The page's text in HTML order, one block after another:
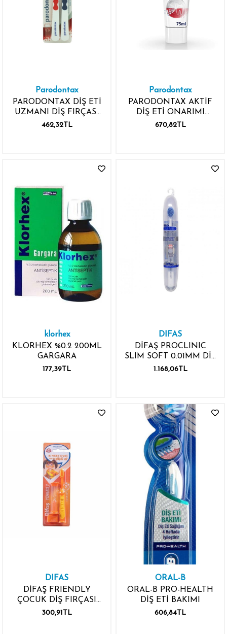
Parodontax
PARODONTAX DİŞ ETİ
UZMANI DİŞ FIRÇASI
YUMUŞAK 1+1 SOFT
462,32TL
Parodontax
PARODONTAX AKTİF
DİŞ ETİ ONARIMI
BEYAZLATICI 75ML DİŞ
670,82TL
klorhex
KLORHEX %0.2 200ML
GARGARA
177,39TL
DIFAS
DİFAŞ PROCLINIC
SLIM SOFT 0.01MM DİŞ
FIRÇASI
1.168,06TL
DIFAS
DİFAŞ FRIENDLY
ÇOCUK DİŞ FIRÇASI
YUMUSAK+KUM SAATİ
300,91TL
ORAL-B
ORAL-B PRO-HEALTH
DİŞ ETİ BAKIMI
606,84TL